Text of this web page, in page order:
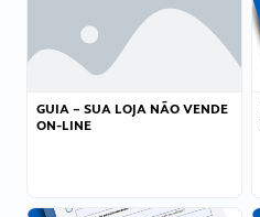
GUIA – SUA LOJA NÃO VENDE
ON-LINE